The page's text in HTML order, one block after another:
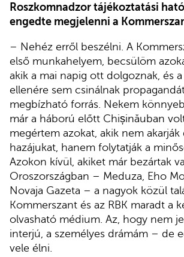
Roszkomnadzor tájékoztatási
engedte megjelenni a
– Nehéz erről beszélni. A
első munkahelyem, becsülöm
akik a mai napig ott dolgoznak, és
ellenére sem csinálnak
megbízható forrás. Nekem
már a háború előtt Chișinăuban
megértem azokat, akik nem akarják
hazájukat, hanem folytatják a
Azokon kívül, akiket már bezártak
Oroszországban – Meduza, Eho
Novaja Gazeta – a nagyok közül
Kommerszant és az RBK maradt a
olvasható médium. Az, hogy nem
interjú, a személyes drámám – de
vele élni.